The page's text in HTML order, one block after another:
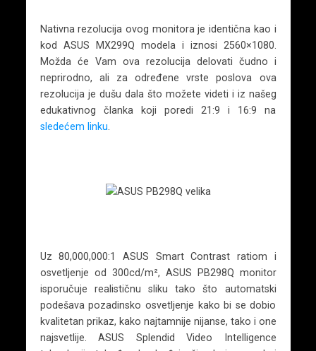
Nativna rezolucija ovog monitora je identična kao i
kod ASUS MX299Q modela i iznosi 2560×1080.
Možda će Vam ova rezolucija delovati čudno i
neprirodno, ali za određene vrste poslova ova
rezolucija je dušu dala što možete videti i iz našeg
edukativnog članka koji poredi 21:9 i 16:9 na
sledećem linku.
Uz 80,000,000:1 ASUS Smart Contrast ratiom i
osvetljenje od 300cd/m², ASUS PB298Q monitor
isporučuje realističnu sliku tako što automatski
podešava pozadinsko osvetljenje kako bi se dobio
kvalitetan prikaz, kako najtamnije nijanse, tako i one
najsvetlije. ASUS Splendid Video Intelligence